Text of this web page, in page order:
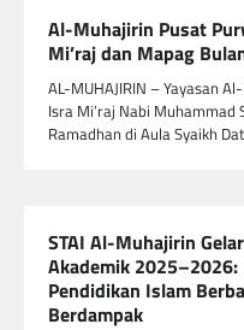
Al-Muhajirin Pusat
Mi’raj dan Mapag
AL-MUHAJIRIN – Yayasan
Isra Mi’raj Nabi Muhammad
Ramadhan di Aula Syaikh
STAI Al-Muhajirin
Akademik
Pendidikan Islam
Berdampak